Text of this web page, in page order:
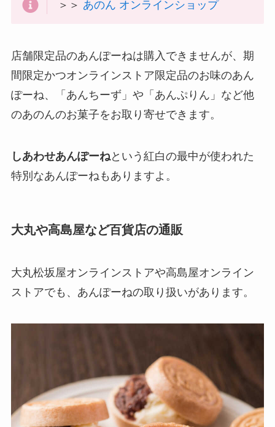
＞＞ あのん オンラインショップ
店舗限定品のあんぽーねは購入できませんが、期
間限定かつオンラインストア限定品のお味のあん
ぽーね、「あんちーず」や「あんぷりん」など他
のあのんのお菓子をお取り寄せできます。
しあわせあんぽーねという紅白の最中が使われた
特別なあんぽーねもありますよ。
大丸や高島屋など百貨店の通販
大丸松坂屋オンラインストアや高島屋オンライン
ストアでも、あんぽーねの取り扱いがあります。